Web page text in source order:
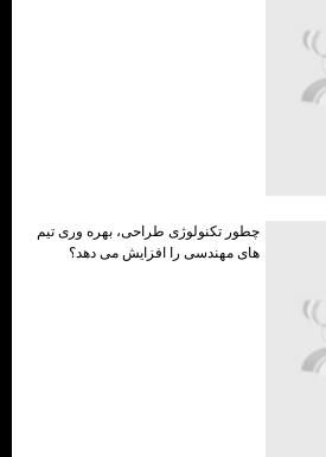
چطور تکنولوژی طراحی، بهره وری تیم
های مهندسی را افزایش می دهد؟